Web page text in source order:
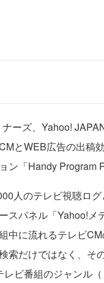
ーズ、Yahoo!
とWEB広告の出稿
ン「Handy Program
人のテレビ視聴ロ
スパネル「Yahoo!
中に流れるテレビ
索だけではなく、そ
ビ番組のジャンル